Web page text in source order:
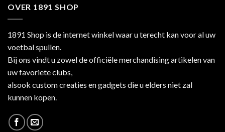
OVER 1891 SHOP
1891 Shop is de internet winkel waar u terecht kan voor al uw
voetbal spullen.
Bij ons vindt u zowel de officiële merchandising artikelen van
uw favoriete clubs,
alsook custom creaties en gadgets die u elders niet zal
kunnen kopen.